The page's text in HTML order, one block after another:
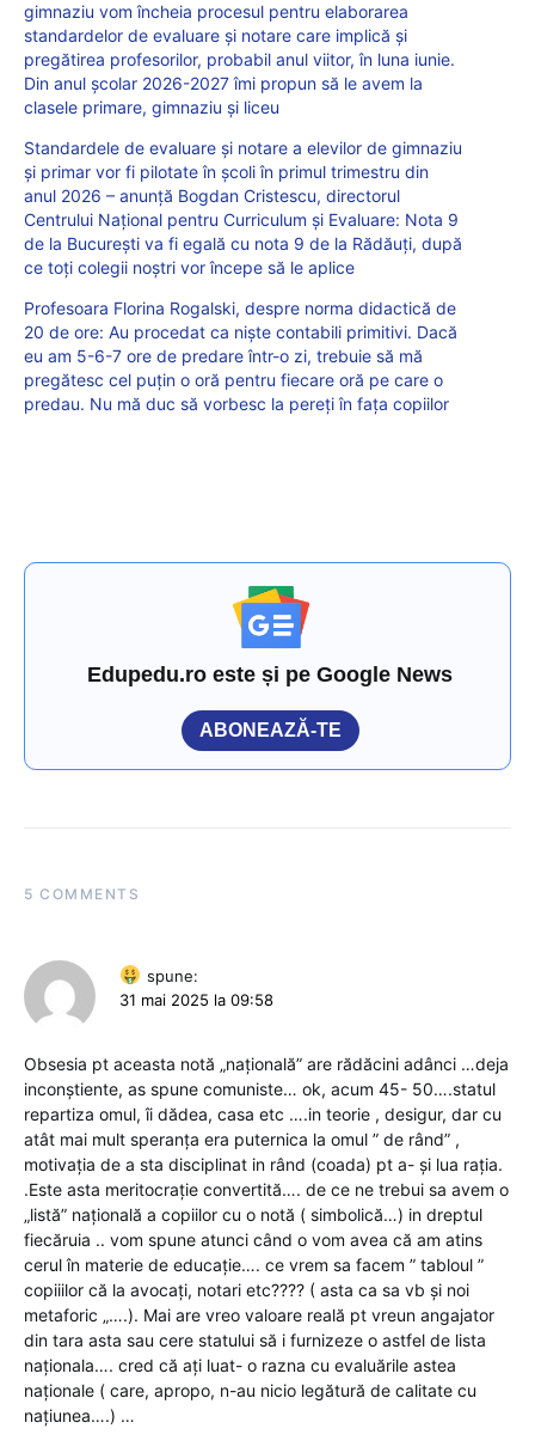
gimnaziu vom încheia procesul pentru elaborarea
standardelor de evaluare și notare care implică și
pregătirea profesorilor, probabil anul viitor, în luna iunie.
Din anul școlar 2026-2027 îmi propun să le avem la
clasele primare, gimnaziu și liceu
Standardele de evaluare și notare a elevilor de gimnaziu
și primar vor fi pilotate în școli în primul trimestru din
anul 2026 – anunță Bogdan Cristescu, directorul
Centrului Național pentru Curriculum și Evaluare: Nota 9
de la București va fi egală cu nota 9 de la Rădăuți, după
ce toți colegii noștri vor începe să le aplice
Profesoara Florina Rogalski, despre norma didactică de
20 de ore: Au procedat ca niște contabili primitivi. Dacă
eu am 5-6-7 ore de predare într-o zi, trebuie să mă
pregătesc cel puțin o oră pentru fiecare oră pe care o
predau. Nu mă duc să vorbesc la pereți în fața copiilor
Edupedu.ro este și pe Google News
ABONEAZĂ-TE
5 COMMENTS
spune:
31 mai 2025 la 09:58
Obsesia pt aceasta notă „națională” are rădăcini adânci …deja
inconștiente, as spune comuniste… ok, acum 45- 50….statul
repartiza omul, îi dădea, casa etc ….in teorie , desigur, dar cu
atât mai mult speranța era puternica la omul ” de rând” ,
motivația de a sta disciplinat in rând (coada) pt a- și lua rația.
.Este asta meritocrație convertită…. de ce ne trebui sa avem o
„listă” națională a copiilor cu o notă ( simbolică…) in dreptul
fiecăruia .. vom spune atunci când o vom avea că am atins
cerul în materie de educație…. ce vrem sa facem ” tabloul ”
copiiilor că la avocați, notari etc???? ( asta ca sa vb și noi
metaforic „….). Mai are vreo valoare reală pt vreun angajator
din tara asta sau cere statului să i furnizeze o astfel de lista
naționala…. cred că ați luat- o razna cu evaluările astea
naționale ( care, apropo, n-au nicio legătură de calitate cu
națiunea….) …